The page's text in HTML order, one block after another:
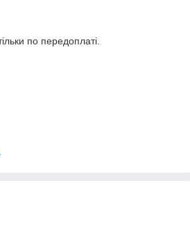
по передоплаті.